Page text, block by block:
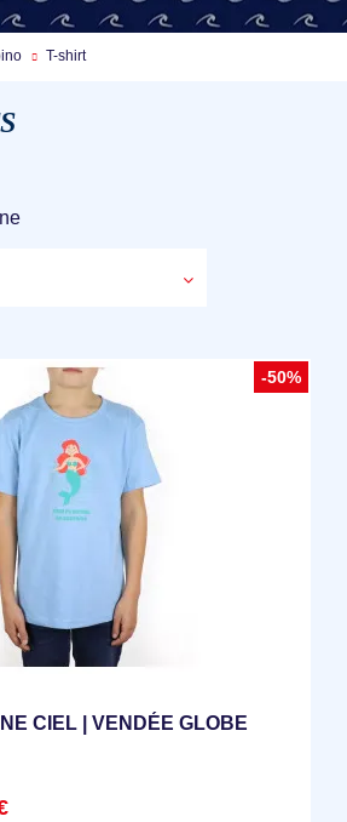
T-shirt
-50%
CIEL | VENDÉE GLOBE